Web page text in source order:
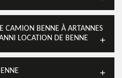
CAMION BENNE À ARTANNES
LOCATION DE BENNE